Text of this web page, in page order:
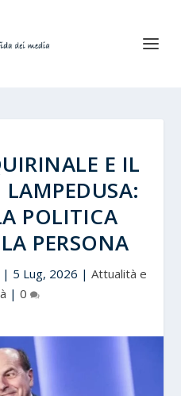
E IL
POLITICA
PERSONA
| 5 Lug, 2026 | Attualità e
| 0